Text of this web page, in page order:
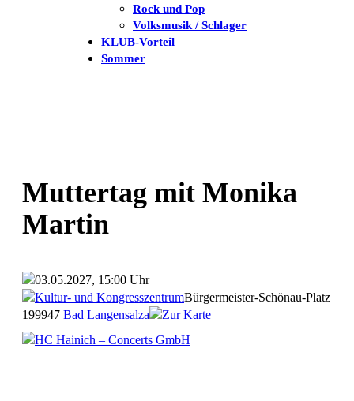
Rock und Pop
Volksmusik / Schlager
KLUB-Vorteil
Sommer
Muttertag mit Monika
Martin
03.05.2027, 15:00 Uhr
Kultur- und KongresszentrumBürgermeister-Schönau-Platz
199947 Bad Langensalza
Zur Karte
HC Hainich – Concerts GmbH